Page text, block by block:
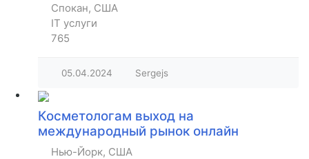
Спокан, США
IT услуги
765
05.04.2024 Sergejs
Косметологам выход на
международный рынок онлайн
Нью-Йорк, США